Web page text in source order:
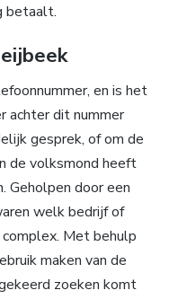
betaalt.
en is het
achter dit nummer
gesprek, of om de
de volksmond heeft
Geholpen door een
welk bedrijf of
Met behulp
maken van de
zoeken komt